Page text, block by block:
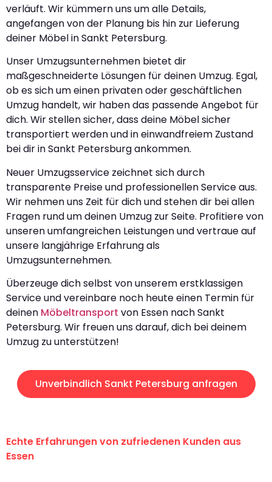
verläuft. Wir kümmern uns um alle Details,
angefangen von der Planung bis hin zur Lieferung
deiner Möbel in Sankt Petersburg.
Unser Umzugsunternehmen bietet dir
maßgeschneiderte Lösungen für deinen Umzug. Egal,
ob es sich um einen privaten oder geschäftlichen
Umzug handelt, wir haben das passende Angebot für
dich. Wir stellen sicher, dass deine Möbel sicher
transportiert werden und in einwandfreiem Zustand
bei dir in Sankt Petersburg ankommen.
Neuer Umzugsservice zeichnet sich durch
transparente Preise und professionellen Service aus.
Wir nehmen uns Zeit für dich und stehen dir bei allen
Fragen rund um deinen Umzug zur Seite. Profitiere von
unseren umfangreichen Leistungen und vertraue auf
unsere langjährige Erfahrung als
Umzugsunternehmen.
Überzeuge dich selbst von unserem erstklassigen
Service und vereinbare noch heute einen Termin für
deinen Möbeltransport von Essen nach Sankt
Petersburg. Wir freuen uns darauf, dich bei deinem
Umzug zu unterstützen!
Unverbindlich Sankt Petersburg anfragen
Echte Erfahrungen von zufriedenen Kunden aus
Essen